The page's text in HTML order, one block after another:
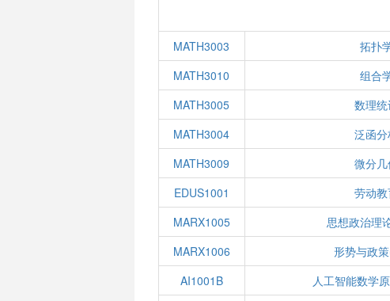
MATH3003 拓扑
MATH3010
组合
MATH3005
数理
MATH3004
泛函
MATH3009
微分
EDUS1001
劳动
MARX1005
思想政治理
MARX1006
形势与政
AI1001B
人工智能数学